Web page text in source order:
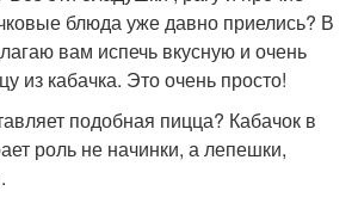
блюда уже давно приелись? В
вам испечь вкусную и очень
из кабачка. Это очень просто!
подобная пицца? Кабачок в
роль не начинки, а лепешки,